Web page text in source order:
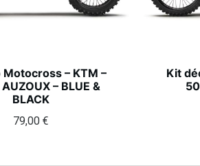
– KTM –
– BLUE &
BLACK
79,00€
Kit